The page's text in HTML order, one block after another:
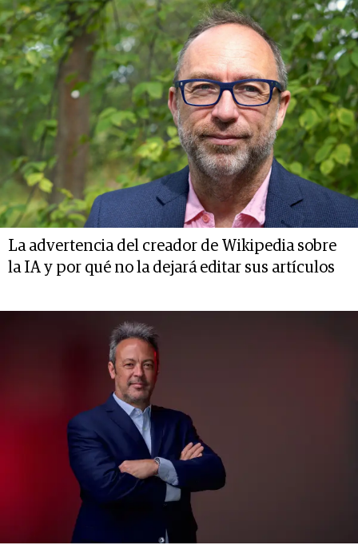
La advertencia del creador de Wikipedia sobre
la IA y por qué no la dejará editar sus artículos